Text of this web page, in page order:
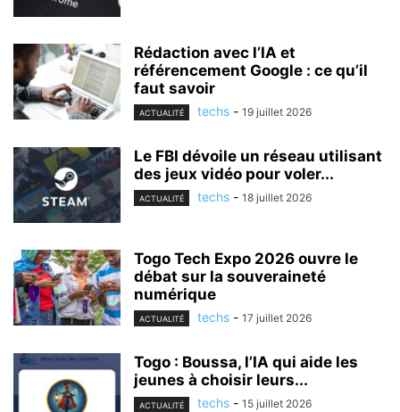
Rédaction avec l’IA et
référencement Google : ce qu’il
faut savoir
ACTUALITÉ techs - 19 juillet 2026
Le FBI dévoile un réseau utilisant
des jeux vidéo pour voler...
ACTUALITÉ techs - 18 juillet 2026
Togo Tech Expo 2026 ouvre le
débat sur la souveraineté
numérique
ACTUALITÉ techs - 17 juillet 2026
Togo : Boussa, l’IA qui aide les
jeunes à choisir leurs...
ACTUALITÉ techs - 15 juillet 2026